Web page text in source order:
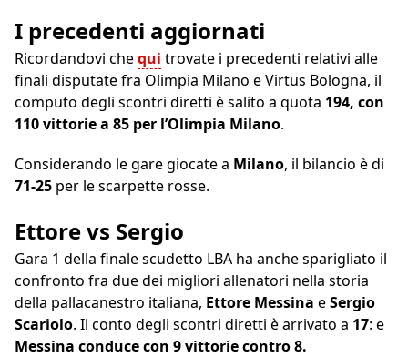
I precedenti aggiornati
Ricordandovi chequi trovate i precedenti relativi alle
finali disputate fra Olimpia Milano e Virtus Bologna, il
computo degli scontri diretti è salito a quota 194, con
110 vittorie a 85 per l’Olimpia Milano.
Considerando le gare giocate a Milano, il bilancio è di
71-25 per le scarpette rosse.
Ettore vs Sergio
Gara 1 della finale scudetto LBA ha anche sparigliato il
confronto fra due dei migliori allenatori nella storia
della pallacanestro italiana, Ettore Messina eSergio
Scariolo. Il conto degli scontri diretti è arrivato a 17: e
Messina conduce con 9 vittorie contro 8.